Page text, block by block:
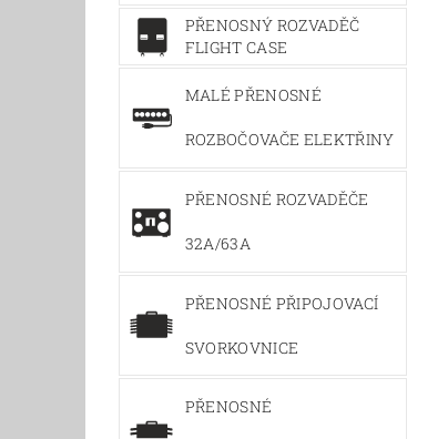
PŘENOSNÝ ROZVADĚČ
FLIGHT CASE
MALÉ PŘENOSNÉ
ROZBOČOVAČE ELEKTŘINY
PŘENOSNÉ ROZVADĚČE
32A/63A
PŘENOSNÉ PŘIPOJOVACÍ
SVORKOVNICE
PŘENOSNÉ